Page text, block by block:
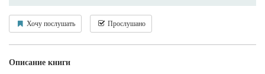
Хочу послушать Прослушано
Описание книги